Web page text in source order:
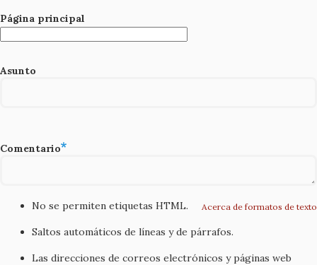
Página principal
Asunto
Comentario
Acerca de formatos de texto
No se permiten etiquetas HTML.
Saltos automáticos de líneas y de párrafos.
Las direcciones de correos electrónicos y páginas web